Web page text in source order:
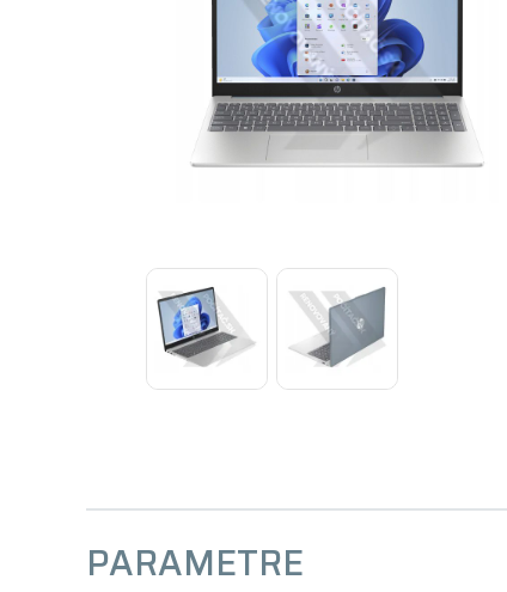
PARAMETRE